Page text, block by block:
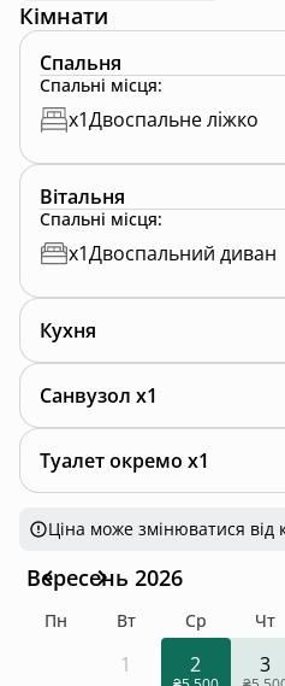
Кімнати
Спальня
Спальні місця:
x1Двоспальне ліжко
Вітальня
Спальні місця:
x1Двоспальний диван
Кухня
Санвузол x1
Туалет окремо x1
Ціна може змінюватися від
Вересень 2026
Пн Вт Ср Чт
1 2 3